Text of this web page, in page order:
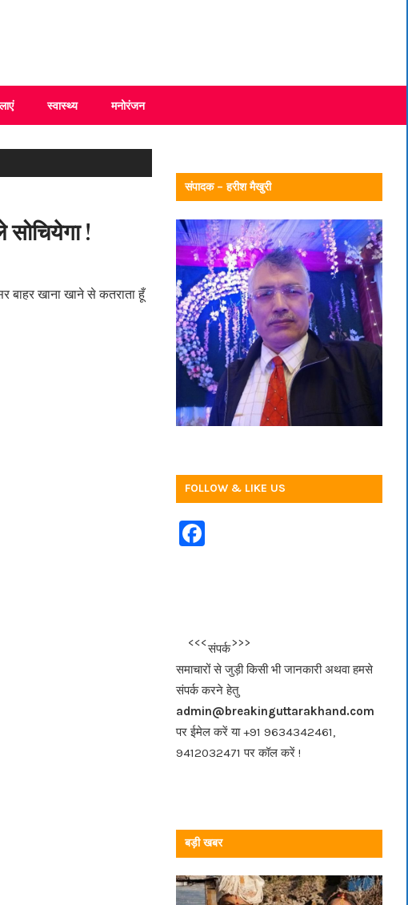
स्वास्थ्य मनोरंजन
!
खाना खाने से कतराता हूँ
संपादक – हरीश मैखुरी
FOLLOW & LIKE US
F
b
o
o
k
<<<
संपर्क
>>>
समाचारों से जुड़ी किसी भी जानकारी अथवा हमसे
संपर्क करने हेतु
admin@breakinguttarakhand.com
पर ईमेल करें या +91 9634342461,
9412032471 पर कॉल करें !
बड़ी खबर